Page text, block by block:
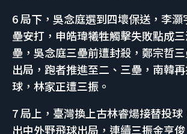
6 局下，吳念庭選到四壞保送，李
壘安打，申皓瑋犧牲觸擊失敗點成
壘，吳念庭三壘前遭封殺，鄭宗哲
出局，跑者推進至二、三壘，南韓
球，林家正遭三振。
7 局上，臺灣換上古林睿煬接替投
出中外野飛球出局，連續三振金亨俊